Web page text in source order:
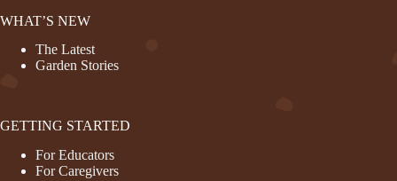
WHAT’S NEW
The Latest
Garden Stories
GETTING STARTED
For Educators
For Caregivers